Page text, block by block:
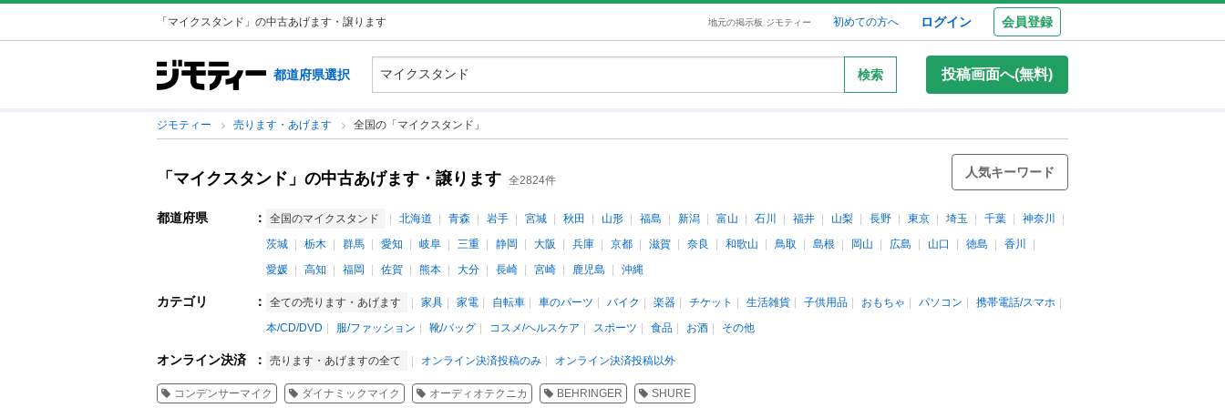
「マイクスタンド」の中古あげます・譲ります 地元の掲示板 ジモティー 初めての方へ ログイン 会員登録
都道府県選択 検索 投稿画面へ(無料)
ジモティー 売ります・あげます 全国の「マイクスタンド」
「マイクスタンド」の中古あげます・譲ります 全2824件
人気キーワード
都道府県 ： 全国のマイクスタンド 北海道 青森 岩手 宮城 秋田 山形 福島 新潟 富山 石川 福井 山梨 長野 東京 埼玉 千葉
神奈川
茨城
栃木 群馬 愛知 岐阜 三重 静岡 大阪 兵庫 京都 滋賀 奈良 和歌山 鳥取 島根 岡山 広島 山口 徳島
香川
愛媛
高知 福岡 佐賀 熊本 大分 長崎 宮崎 鹿児島 沖縄
カテゴリ ： 全ての売ります・あげます 家具 家電 自転車 車のパーツ バイク 楽器 チケット 生活雑貨 子供用品 おもちゃ パソコン
携帯電話/スマホ
本/CD/DVD
服/ファッション 靴/バッグ コスメ/ヘルスケア スポーツ 食品 お酒 その他
オンライン決済 ： 売ります・あげますの全て オンライン決済投稿のみ オンライン決済投稿以外
コンデンサーマイク ダイナミックマイク オーディオテクニカ BEHRINGER SHURE